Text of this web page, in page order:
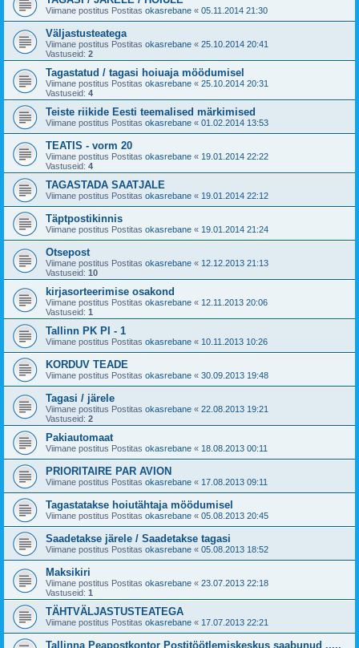
Viimane postitus Postitas okasrebane « 05.11.2014 21:30
Väljastusteatega
Viimane postitus Postitas okasrebane « 25.10.2014 20:41
Vastuseid: 2
Tagastatud / tagasi hoiuaja möödumisel
Viimane postitus Postitas okasrebane « 25.10.2014 20:31
Vastuseid: 4
Teiste riikide Eesti teemalised märkimised
Viimane postitus Postitas okasrebane « 01.02.2014 13:53
TEATIS - vorm 20
Viimane postitus Postitas okasrebane « 19.01.2014 22:22
Vastuseid: 4
TAGASTADA SAATJALE
Viimane postitus Postitas okasrebane « 19.01.2014 22:12
Täptpostikinnis
Viimane postitus Postitas okasrebane « 19.01.2014 21:24
Otsepost
Viimane postitus Postitas okasrebane « 12.12.2013 21:13
Vastuseid: 10
kirjasorteerimise osakond
Viimane postitus Postitas okasrebane « 12.11.2013 20:06
Vastuseid: 1
Tallinn PK PI - 1
Viimane postitus Postitas okasrebane « 10.11.2013 10:26
KORDUV TEADE
Viimane postitus Postitas okasrebane « 30.09.2013 19:48
Tagasi / järele
Viimane postitus Postitas okasrebane « 22.08.2013 19:21
Vastuseid: 2
Pakiautomaat
Viimane postitus Postitas okasrebane « 18.08.2013 00:11
PRIORITAIRE PAR AVION
Viimane postitus Postitas okasrebane « 17.08.2013 09:11
Tagastatakse hoiutähtaja möödumisel
Viimane postitus Postitas okasrebane « 05.08.2013 20:45
Saadetakse järele / Saadetakse tagasi
Viimane postitus Postitas okasrebane « 05.08.2013 18:52
Maksikiri
Viimane postitus Postitas okasrebane « 23.07.2013 22:18
Vastuseid: 1
TÄHTVÄLJASTUSTEATEGA
Viimane postitus Postitas okasrebane « 17.07.2013 22:21
Tallinna Peapostkontor Postitöötlemiskeskus saabunud .....